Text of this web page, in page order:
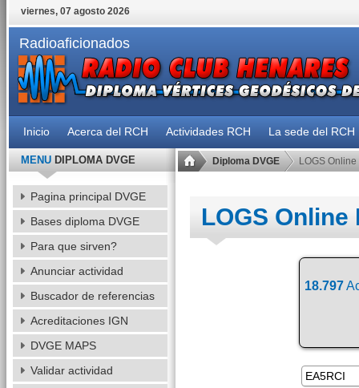
viernes, 07 agosto 2026
Radioaficionados
Inicio Acerca del RCH Actividades RCH La sede del RCH
Diploma DVGE LOGS Online
LOGS Online
18.797
MENUDIPLOMA DVGE
Pagina principal DVGE
Bases diploma DVGE
Para que sirven?
Anunciar actividad
Buscador de referencias
Acreditaciones IGN
DVGE MAPS
Validar actividad